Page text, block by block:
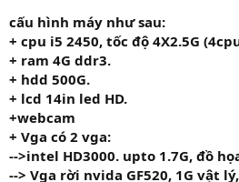
cấu hình máy như sau:
+ cpu i5 2450, tốc độ 4X2.5G
+ ram 4G ddr3.
+ hdd 500G.
+ lcd 14in led HD.
+webcam
+ Vga có 2 vga:
-->intel HD3000. upto 1.7G, đồ
--> Vga rời nvida GF520, 1G vật